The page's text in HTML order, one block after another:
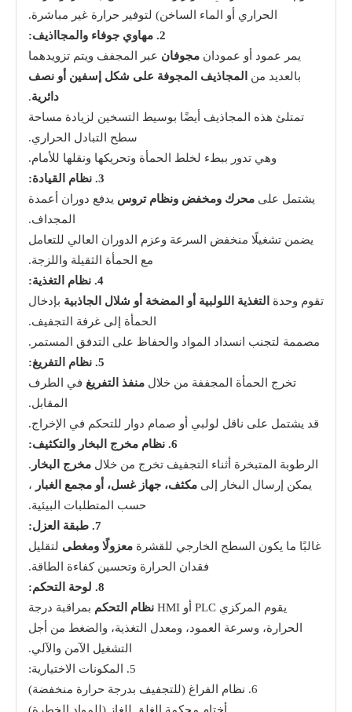
الحراري أو الماء الساخن) لتوفير حرارة غير مباشرة.
2. مهاوي جوفاء والمجااذيف:
يمر عمود أو عمودان مجوفان عبر المجفف ويتم تزويدهما
بالعديد من
المجاذيف المجوفة على شكل إسفين أو نصف
دائرية.
تمتلئ هذه المجاذيف أيضًا بوسيط التسخين لزيادة مساحة
سطح التبادل الحراري.
وهي تدور ببطء لخلط الحمأة وتحريكها ونقلها للأمام.
3. نظام القيادة:
يشتمل على محرك ومخفض ونظام تروس يدفع دوران أعمدة
المجداف.
يضمن تشغيلًا منخفض السرعة وعزم الدوران العالي للتعامل
مع الحمأة الثقيلة واللزجة.
4. نظام التغذية:
تقوم وحدة
التغذية اللولبية أو المضخة أو شلال الجاذبية بإدخال
الحمأة إلى غرفة التجفيف.
مصممة لتجنب انسداد المواد والحفاظ على التدفق المستمر.
5. نظام التفريغ:
تخرج الحمأة المجففة من خلال منفذ التفريغ في الطرف
المقابل.
قد يشتمل على ناقل لولبي أو صمام دوار للتحكم في الإخراج.
6. نظام مخرج البخار والتكثيف:
الرطوبة المتبخرة أثناء التجفيف تخرج من خلال مخرج البخار .
يمكن إرسال البخار إلى مكثف، جهاز غسل، أو مجمع الغبار ،
حسب المتطلبات البيئية.
7. طبقة العزل:
غالبًا ما يكون السطح الخارجي للقشرة معزولًا ومغطى لتقليل
فقدان الحرارة وتحسين كفاءة الطاقة.
8. لوحة التحكم:
يقوم المركزي PLC أو HMI
نظام التحكم بمراقبة درجة
الحرارة، وسرعة العمود، ومعدل التغذية، والضغط من أجل
التشغيل الآمن والآلي.
5. المكونات الاختيارية:
6. نظام الفراغ (للتجفيف بدرجة حرارة منخفضة)